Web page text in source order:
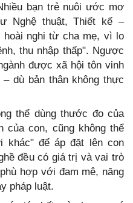
bạn trẻ nuôi ước mơ
Nghệ thuật, Thiết kế –
hoài nghi từ cha mẹ, vì lo
thu nhập thấp". Ngược
được xã hội tôn vinh
dù bản thân không thực
thể dùng thước đo của
của con, cũng không thể
khác" để áp đặt lên con
đều có giá trị và vai trò
hợp với đam mê, năng
pháp luật.